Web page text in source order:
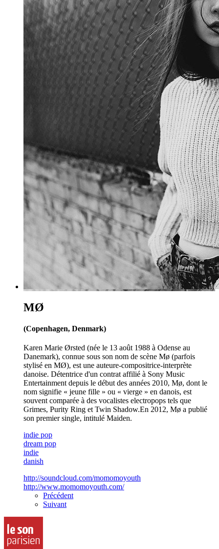
MØ
(Copenhagen, Denmark)
Karen Marie Ørsted (née le 13 août 1988 à Odense au
Danemark), connue sous son nom de scène Mø (parfois
stylisé en MØ), est une auteure-compositrice-interprète
danoise. Détentrice d'un contrat affilié à Sony Music
Entertainment depuis le début des années 2010, Mø, dont le
nom signifie « jeune fille » ou « vierge » en danois, est
souvent comparée à des vocalistes electropops tels que
Grimes, Purity Ring et Twin Shadow.En 2012, Mø a publié
son premier single, intitulé Maiden.
indie pop
dream pop
indie
danish
http://soundcloud.com/momomoyouth
http://www.momomoyouth.com/
Précédent
Suivant